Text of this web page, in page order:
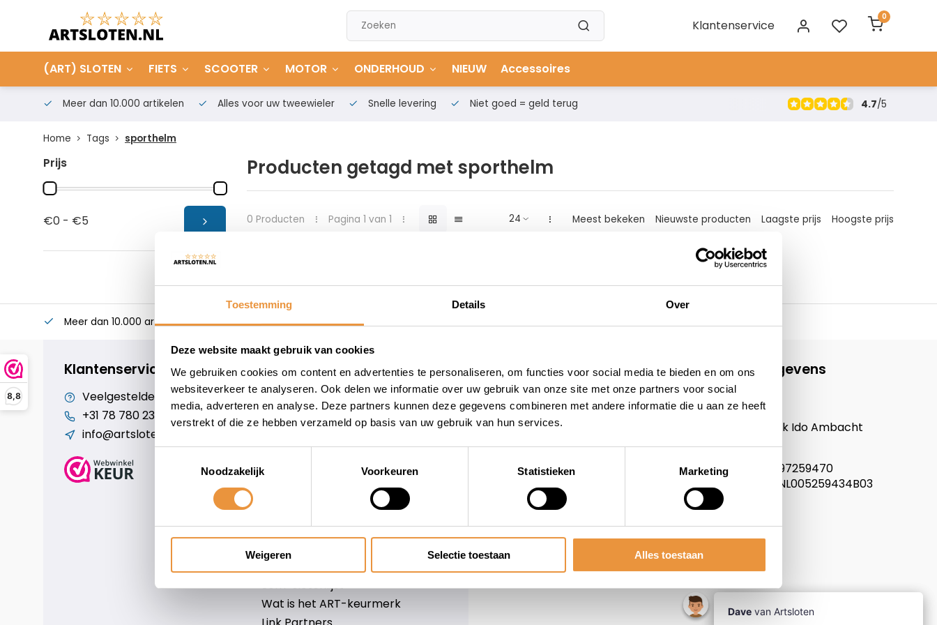
Toestemming Details Over
Deze website maakt gebruik van cookies
We gebruiken cookies om content en advertenties te personaliseren, om functies voor social media te bieden en om ons
websiteverkeer te analyseren. Ook delen we informatie over uw gebruik van onze site met onze partners voor social
media, adverteren en analyse. Deze partners kunnen deze gegevens combineren met andere informatie die u aan ze heeft
verstrekt of die ze hebben verzameld op basis van uw gebruik van hun services.
Noodzakelijk
Voorkeuren Statistieken Marketing
Weigeren Selectie toestaan Alles toestaan
8,8
Klantenservice
0
(ART) SLOTEN FIETS SCOOTER MOTOR ONDERHOUD NIEUW Accessoires
Meer dan 10.000 artikelen Alles voor uw tweewieler Snelle levering Niet goed = geld terug 4.7/5
Home Tags sporthelm
Prijs
€0 - €5
Producten getagd met sporthelm
0 Producten Pagina 1 van 1 Meest bekeken Nieuwste producten Laagste prijs Hoogste prijs
Meer dan 10.000 artikelen Alles voor uw tweewieler
Klantenservice
Veelgestelde vragen
+31 78 780 2330
info@artsloten.nl
Cookiebeleid
Over ons
Privacy Policy
Verzenden & retourneren
Contact
Sitemap
Art-slotenlijst
Scm-slotenlijst
Wat is het ART-keurmerk
Informatie
Over ons
Blog
Contactgegevens
ARTsloten.nl
Noordeinde 114
3341LW, Hendrik Ido Ambacht
Nederland
KVK nummer: 97259470
Btw nummer: NL005259434B03